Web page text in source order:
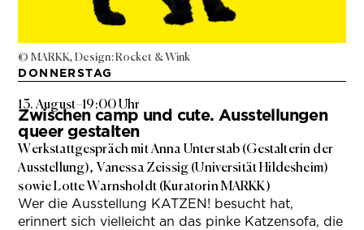
© MARKK, Design: Rocket & Wink
DONNERSTAG
13. August–19:00 Uhr
Zwischen camp und cute. Ausstellungen
queer gestalten
Werkstattgespräch mit Anna Unterstab (Gestalterin der
Ausstellung), Vanessa Zeissig (Universität Hildesheim)
sowie Lotte Warnsholdt (Kuratorin MARKK)
Wer die Ausstellung KATZEN! besucht hat,
erinnert sich vielleicht an das pinke Katzensofa, die